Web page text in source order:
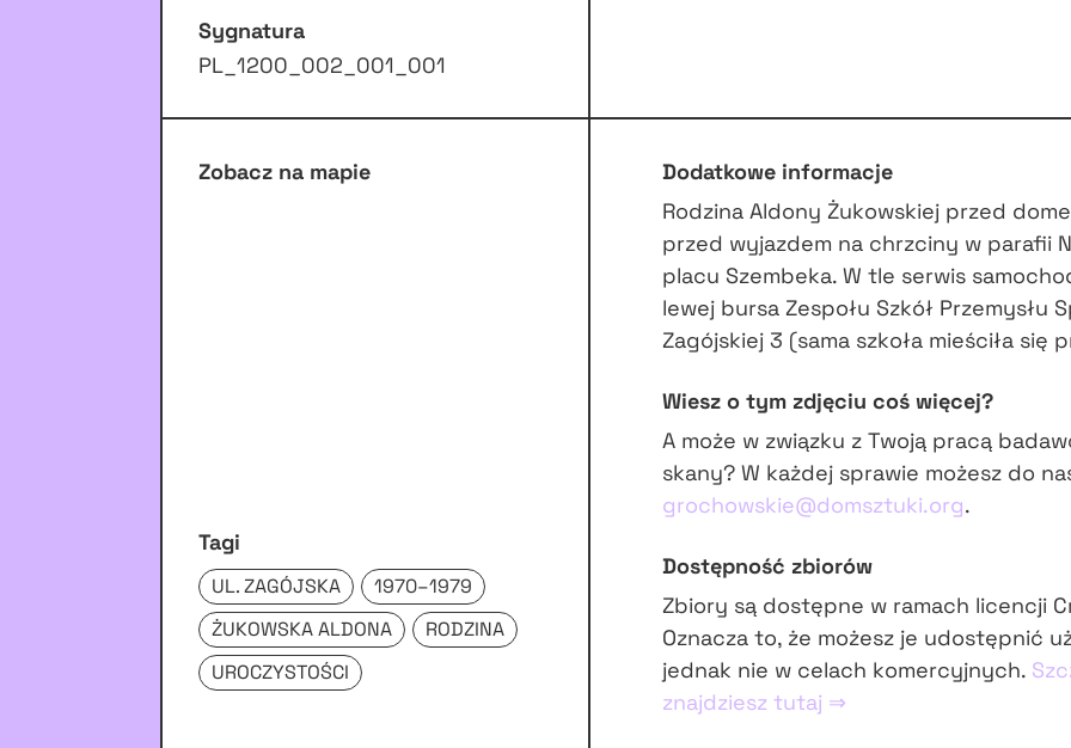
Sygnatura
PL_1200_002_001_001
Zobacz na mapie
Tagi
UL. ZAGÓJSKA
1970–1979
ŻUKOWSKA ALDONA
RODZINA
UROCZYSTOŚCI
Dodatkowe informacje
Rodzina Aldony Żukowskiej przed
przed wyjazdem na chrzciny w parafii
placu Szembeka. W tle serwis
lewej bursa Zespołu Szkół Przemysłu
Zagójskiej 3 (sama szkoła mieściła się
Wiesz o tym zdjęciu coś więcej?
A może w związku z Twoją pracą
skany? W każdej sprawie możesz do
grochowskie@domsztuki.org.
Dostępność zbiorów
Zbiory są dostępne w ramach licencji
Oznacza to, że możesz je udostępnić
jednak nie w celach komercyjnych.
znajdziesz tutaj ⇒